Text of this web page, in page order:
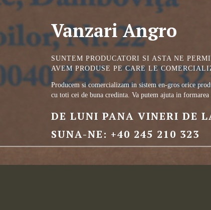
Vanzari Angro
SUNTEM PRODUCATORI SI ASTA NE
AVEM PRODUSE PE CARE LE
Producem si comercializam in sistem en-gros orice
cu toti cei de buna credinta. Va putem ajuta in
DE LUNI PANA VINERI DE
SUNA-NE: +40 245 210 323